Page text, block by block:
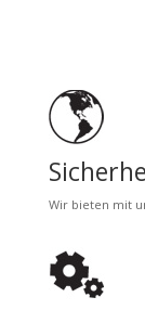
Wir bieten mit